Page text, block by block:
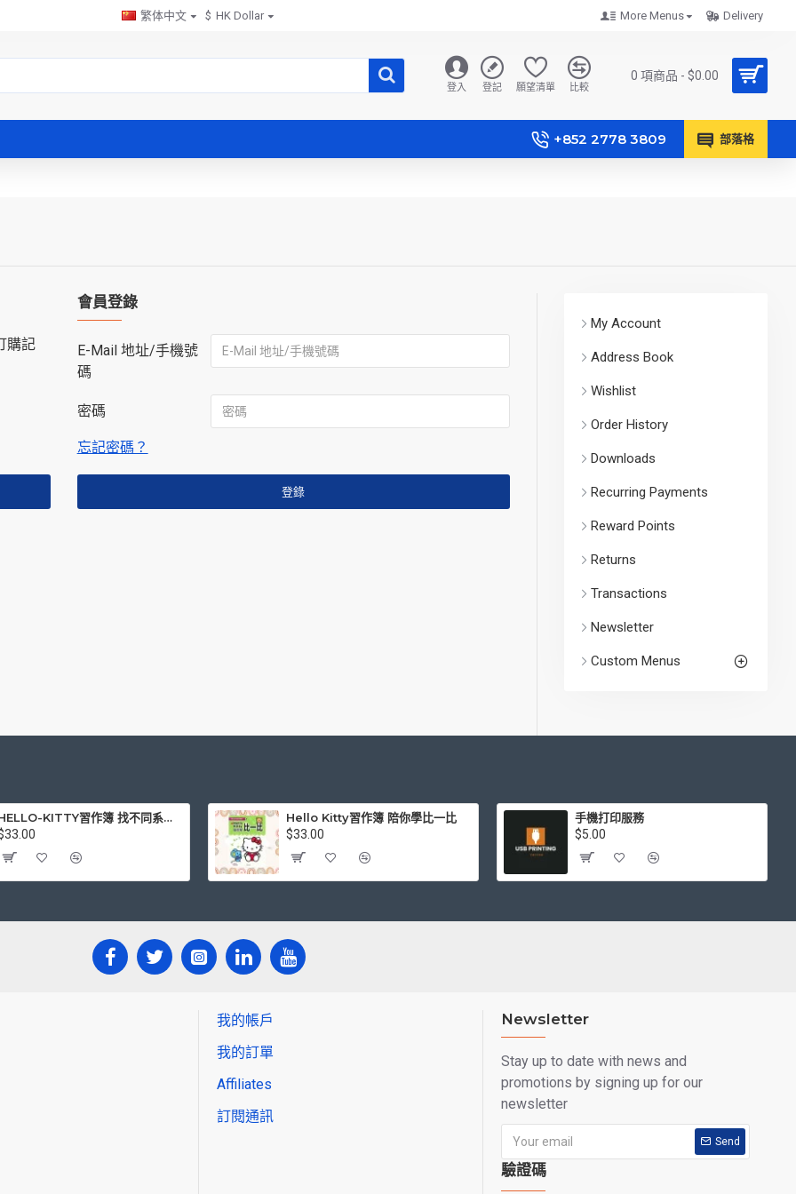
繁体中文 $ HK Dollar More Menus Delivery
登入 登記 願望清單 比較
0 項商品 - $0.00
+852 2778 3809 部落格
購記
會員登錄
E-Mail 地址/手機號
碼
密碼
忘記密碼？
登錄
My Account
Address Book
Wishlist
Order History
Downloads
Recurring Payments
Reward Points
Returns
Transactions
Newsletter
Custom Menus
HELLO-KITTY習作簿 找不同系列-快樂生活篇
Hello Kitty習作簿 陪你學比一比
$33.00
手機打印服務
$5.00
我的帳戶
我的訂單
Affiliates
訂閱通訊
Newsletter
Stay up to date with news and
promotions by signing up for our
newsletter
Send
驗證碼